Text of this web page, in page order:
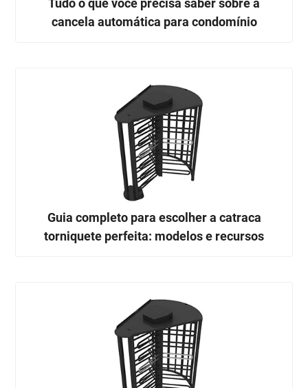
Tudo o que você precisa saber sobre a
cancela automática para condomínio
Guia completo para escolher a catraca
torniquete perfeita: modelos e recursos